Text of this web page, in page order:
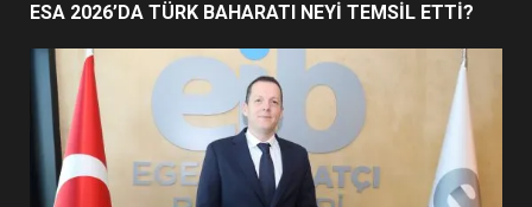
5
UZATILDI: NE DEĞİŞTİ?
BURHANİYE SATRANÇ
TURNUVASI KAYITLARI NEYİ
ESA 2026’DA TÜRK BAHARATI NEYİ TEMSİL ETTİ?